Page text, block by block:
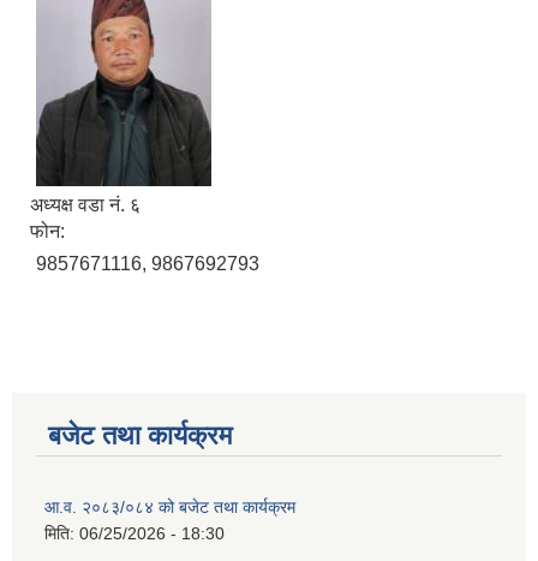
अध्यक्ष वडा नं. ६
फोन:
9857671116, 9867692793
बजेट तथा कार्यक्रम
आ.व. २०८३/०८४ को बजेट तथा कार्यक्रम
मिति: 06/25/2026 - 18:30